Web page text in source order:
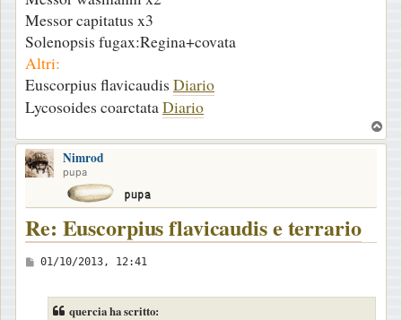
Messor capitatus x3
Solenopsis fugax:Regina+covata
Altri:
Euscorpius flavicaudis Diario
Lycosoides coarctataDiario
o
Nimrod
pupa
Re: Euscorpius flavicaudis e terrario
M
01/10/2013, 12:41
quercia ha scritto: